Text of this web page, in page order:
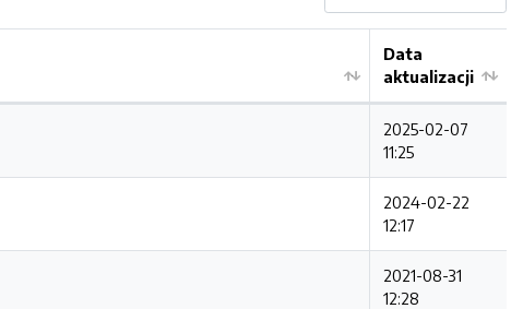
Data
aktualizacji
2025-02-07
11:25
2024-02-22
12:17
2021-08-31
12:28